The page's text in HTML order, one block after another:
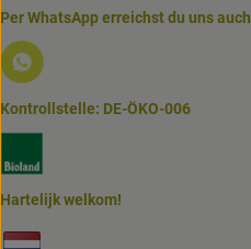
Per WhatsApp erreichst du uns
Externer Link zu https://
Kontrollstelle: DE-ÖKO-006
Hartelijk welkom!